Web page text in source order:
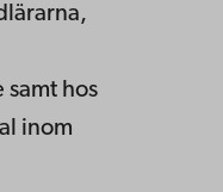
hos
inom